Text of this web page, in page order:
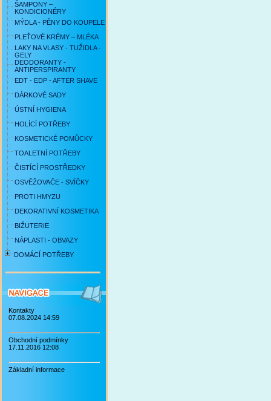
ŠAMPONY –
KONDICIONÉRY
MÝDLA - PĚNY DO KOUPELE
PLEŤOVÉ KRÉMY – MLÉKA
LAKY NA VLASY - TUŽIDLA -
GELY
DEODORANTY -
ANTIPERSPIRANTY
EDT - EDP - AFTER SHAVE
DÁRKOVÉ SADY
ÚSTNÍ HYGIENA
HOLÍCÍ POTŘEBY
KOSMETICKÉ POMŮCKY
TOALETNÍ POTŘEBY
ČISTÍCÍ PROSTŘEDKY
OSVĚŽOVAČE - SVÍČKY
PROTI HMYZU
DEKORATIVNÍ KOSMETIKA
BIŽUTERIE
NÁPLASTI - OBVAZY
DOMÁCÍ POTŘEBY
Kontakty
07.08.2024 14:59
Obchodní podmínky
17.11.2016 12:08
Základní informace